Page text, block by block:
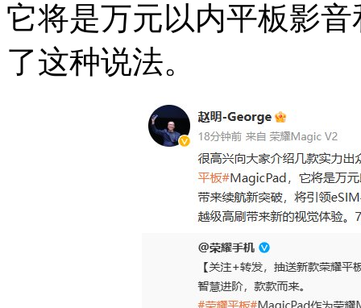
它将是万元以内平板影
了这种说法。